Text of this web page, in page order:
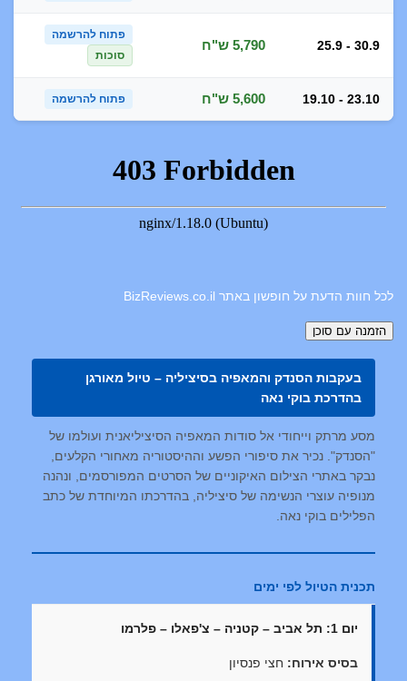
25.9 - 30.9 5,790 ש"ח
פתוח להרשמה
סוכות
19.10 - 23.10 5,600 ש"ח פתוח להרשמה
לכל חוות הדעת על חופשון באתר BizReviews.co.il
בעקבות הסנדק והמאפיה בסיציליה – טיול מאורגן
בהדרכת בוקי נאה
מסע מרתק וייחודי אל סודות המאפיה הסיציליאנית ועולמו של
"הסנדק". נכיר את סיפורי הפשע וההיסטוריה מאחורי הקלעים,
נבקר באתרי הצילום האיקוניים של הסרטים המפורסמים, ונהנה
מנופיה עוצרי הנשימה של סיציליה, בהדרכתו המיוחדת של כתב
הפלילים בוקי נאה.
תכנית הטיול לפי ימים
יום 1: תל אביב – קטניה – צ'פאלו – פלרמו
בסיס אירוח: חצי פנסיון